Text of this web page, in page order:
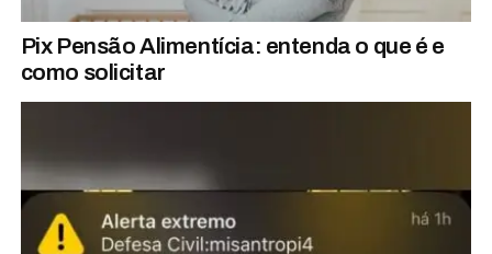
Pix Pensão Alimentícia: entenda o que é e
como solicitar